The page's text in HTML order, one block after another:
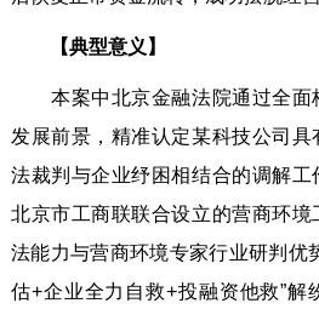
【典型意义】
本案中北京金融法院通过全面
发展前景，精准认定某科技公司具
法裁判与企业纾困相结合的调解
北京市工商联联合设立的营商环境
法能力与营商环境专家行业研判优
估+企业全力自救+投融资他救”解